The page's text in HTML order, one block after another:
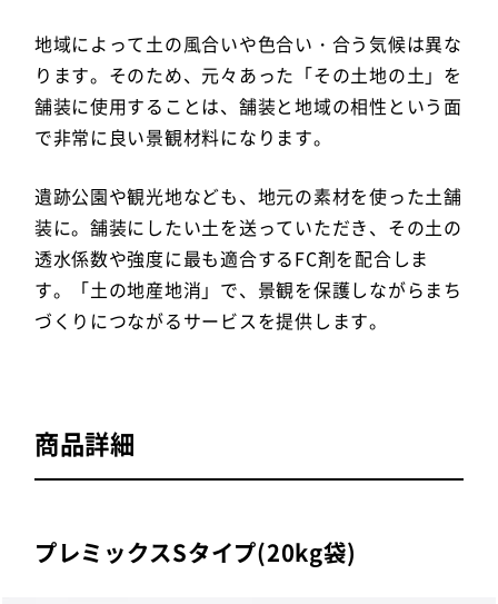
地域によって土の風合いや色合い・合う気候は異な
ります。そのため、元々あった「その土地の土」を
舗装に使用することは、舗装と地域の相性という面
で非常に良い景観材料になります。
遺跡公園や観光地なども、地元の素材を使った土舗
装に。舗装にしたい土を送っていただき、その土の
透水係数や強度に最も適合するFC剤を配合しま
す。「土の地産地消」で、景観を保護しながらまち
づくりにつながるサービスを提供します。
商品詳細
プレミックスSタイプ(20kg袋)